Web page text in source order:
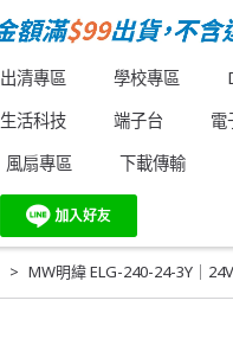
出清專區 學校專區
生活科技 端子台 電
風扇專區 下載傳輸
MW明緯 ELG-240-24-3Y｜